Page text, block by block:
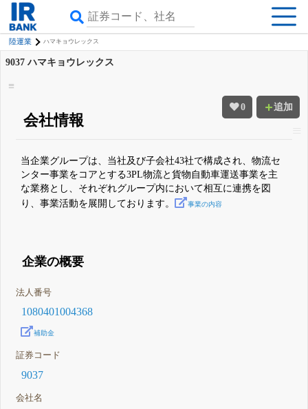
陸運業 ハマキョウレックス
0 追加
9037ハマキョウレックス
会社情報
当企業グループは、当社及び子会社43社で構成され、物流セ
ンター事業をコアとする3PL物流と貨物自動車運送事業を主
な業務とし、それぞれグループ内において相互に連携を図
り、事業活動を展開しております。
事業の内容
企業の概要
法人番号
1080401004368
補助金
証券コード
9037
会社名